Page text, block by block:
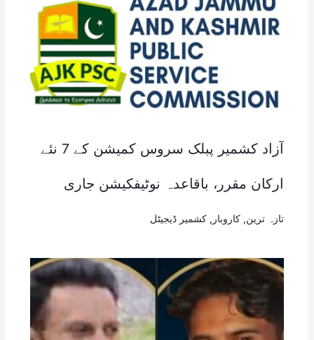
آزاد کشمیر پبلک سروس کمیشن کے 7 نئے
ارکان مقرر، باقاعدہ نوٹیفکیشن جاری
تازہ ترین کاروبار کشمیر ڈیجیٹل